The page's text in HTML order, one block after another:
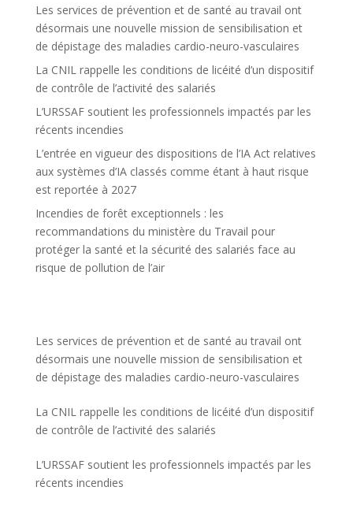
Les services de prévention et de santé au travail ont
désormais une nouvelle mission de sensibilisation et
de dépistage des maladies cardio-neuro-vasculaires
La CNIL rappelle les conditions de licéité d’un dispositif
de contrôle de l’activité des salariés
L’URSSAF soutient les professionnels impactés par les
récents incendies
L’entrée en vigueur des dispositions de l’IA Act relatives
aux systèmes d’IA classés comme étant à haut risque
est reportée à 2027
Incendies de forêt exceptionnels : les
recommandations du ministère du Travail pour
protéger la santé et la sécurité des salariés face au
risque de pollution de l’air
Les services de prévention et de santé au travail ont
désormais une nouvelle mission de sensibilisation et
de dépistage des maladies cardio-neuro-vasculaires
La CNIL rappelle les conditions de licéité d’un dispositif
de contrôle de l’activité des salariés
L’URSSAF soutient les professionnels impactés par les
récents incendies